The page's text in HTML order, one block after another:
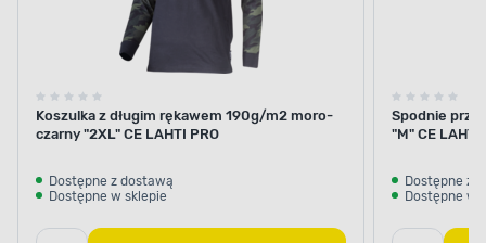
Koszulka z długim rękawem 190g/m2 moro-
czarny "2XL" CE LAHTI PRO
Dostępne z dostawą
Dostępne w sklepie
Spodnie
"M" CE LAHTI
Dostępne z
Dostępne w